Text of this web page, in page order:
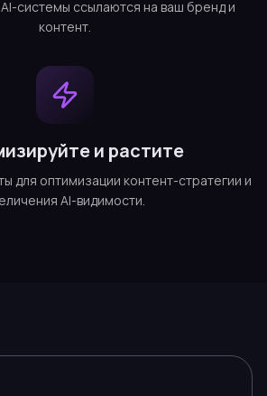
системы ссылаются на ваш бренд и
контент.
и растите
для оптимизации контент-стратегии и
AI-видимости.